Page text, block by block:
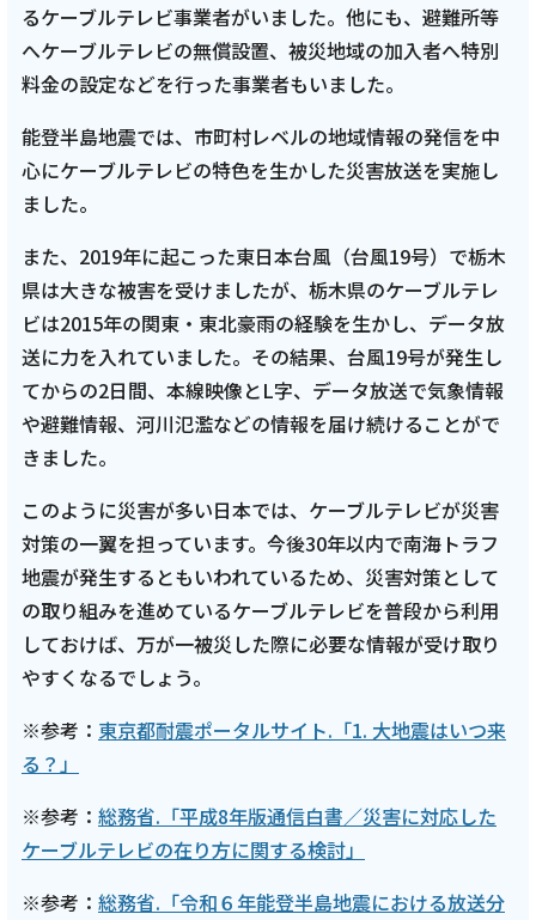
るケーブルテレビ事業者がいました。他にも、避難所等
へケーブルテレビの無償設置、被災地域の加入者へ特別
料金の設定などを行った事業者もいました。
能登半島地震では、市町村レベルの地域情報の発信を中
心にケーブルテレビの特色を生かした災害放送を実施し
ました。
また、2019年に起こった東日本台風（台風19号）で栃木
県は大きな被害を受けましたが、栃木県のケーブルテレ
ビは2015年の関東・東北豪雨の経験を生かし、データ放
送に力を入れていました。その結果、台風19号が発生し
てからの2日間、本線映像とL字、データ放送で気象情報
や避難情報、河川氾濫などの情報を届け続けることがで
きました。
このように災害が多い日本では、ケーブルテレビが災害
対策の一翼を担っています。今後30年以内で南海トラフ
地震が発生するともいわれているため、災害対策として
の取り組みを進めているケーブルテレビを普段から利用
しておけば、万が一被災した際に必要な情報が受け取り
やすくなるでしょう。
※参考： 東京都耐震ポータルサイト.「1. 大地震はいつ来
る？」
※参考： 総務省.「平成8年版通信白書／災害に対応した
ケーブルテレビの在り方に関する検討」
※参考： 総務省.「令和６年能登半島地震における放送分